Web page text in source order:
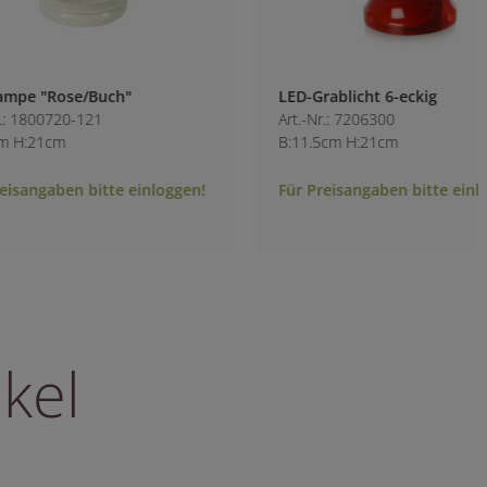
LED-Grablicht 6-eckig
Art.-Nr.: 7206300
B:11.5cm H:21cm
Für Preisangaben bitte einloggen!
6-Tage-Kompo-
weiß
Art.-Nr.: 1711740-10
Für